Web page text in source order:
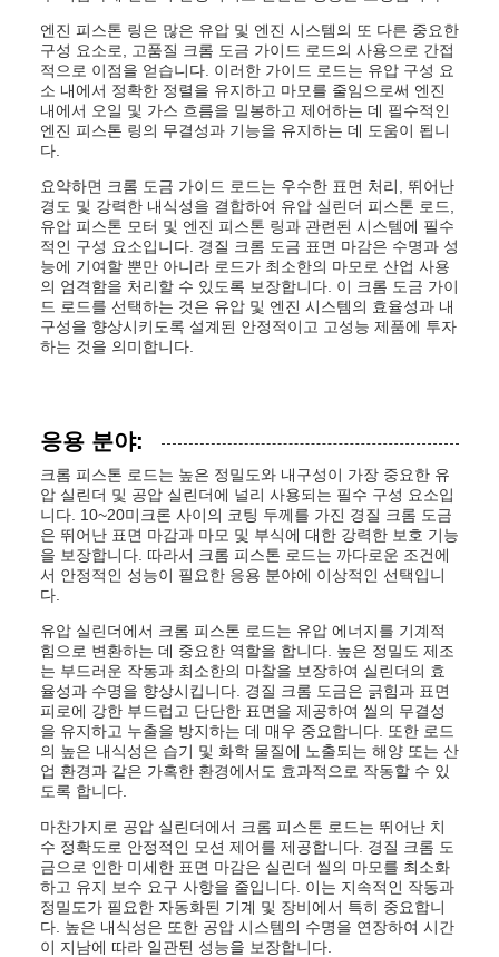
엔진 피스톤 링은 많은 유압 및 엔진 시스템의 또 다른 중요한
구성 요소로, 고품질 크롬 도금 가이드 로드의 사용으로 간접
적으로 이점을 얻습니다. 이러한 가이드 로드는 유압 구성 요
소 내에서 정확한 정렬을 유지하고 마모를 줄임으로써 엔진
내에서 오일 및 가스 흐름을 밀봉하고 제어하는 데 필수적인
엔진 피스톤 링의 무결성과 기능을 유지하는 데 도움이 됩니
다.
요약하면 크롬 도금 가이드 로드는 우수한 표면 처리, 뛰어난
경도 및 강력한 내식성을 결합하여 유압 실린더 피스톤 로드,
유압 피스톤 모터 및 엔진 피스톤 링과 관련된 시스템에 필수
적인 구성 요소입니다. 경질 크롬 도금 표면 마감은 수명과 성
능에 기여할 뿐만 아니라 로드가 최소한의 마모로 산업 사용
의 엄격함을 처리할 수 있도록 보장합니다. 이 크롬 도금 가이
드 로드를 선택하는 것은 유압 및 엔진 시스템의 효율성과 내
구성을 향상시키도록 설계된 안정적이고 고성능 제품에 투자
하는 것을 의미합니다.
응용 분야:
크롬 피스톤 로드는 높은 정밀도와 내구성이 가장 중요한 유
압 실린더 및 공압 실린더에 널리 사용되는 필수 구성 요소입
니다. 10~20미크론 사이의 코팅 두께를 가진 경질 크롬 도금
은 뛰어난 표면 마감과 마모 및 부식에 대한 강력한 보호 기능
을 보장합니다. 따라서 크롬 피스톤 로드는 까다로운 조건에
서 안정적인 성능이 필요한 응용 분야에 이상적인 선택입니
다.
유압 실린더에서 크롬 피스톤 로드는 유압 에너지를 기계적
힘으로 변환하는 데 중요한 역할을 합니다. 높은 정밀도 제조
는 부드러운 작동과 최소한의 마찰을 보장하여 실린더의 효
율성과 수명을 향상시킵니다. 경질 크롬 도금은 긁힘과 표면
피로에 강한 부드럽고 단단한 표면을 제공하여 씰의 무결성
을 유지하고 누출을 방지하는 데 매우 중요합니다. 또한 로드
의 높은 내식성은 습기 및 화학 물질에 노출되는 해양 또는 산
업 환경과 같은 가혹한 환경에서도 효과적으로 작동할 수 있
도록 합니다.
마찬가지로 공압 실린더에서 크롬 피스톤 로드는 뛰어난 치
수 정확도로 안정적인 모션 제어를 제공합니다. 경질 크롬 도
금으로 인한 미세한 표면 마감은 실린더 씰의 마모를 최소화
하고 유지 보수 요구 사항을 줄입니다. 이는 지속적인 작동과
정밀도가 필요한 자동화된 기계 및 장비에서 특히 중요합니
다. 높은 내식성은 또한 공압 시스템의 수명을 연장하여 시간
이 지남에 따라 일관된 성능을 보장합니다.